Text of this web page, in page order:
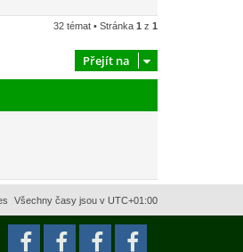
32 témat • Stránka 1 z 1
Přejít na
Všechny časy jsou v UTC+01:00